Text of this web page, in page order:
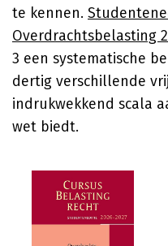
te kennen.
Overdrachtsbelasting
3 een systematische
dertig verschillende
indrukwekkend scala
wet biedt.